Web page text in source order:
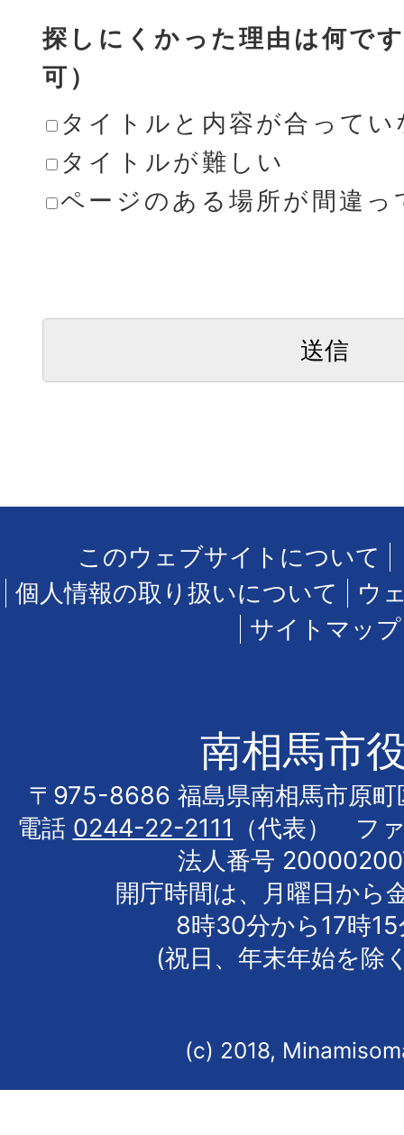
探しにくかった理由は何で
可）
タイトルと内容が合ってい
タイトルが難しい
ページのある場所が間違っ
このウェブサイトについて
個人情報の取り扱いについて
ウ
サイトマップ
南相馬市
〒975-8686 福島県南相馬市原町
電話 0244-22-2111
（代表） フ
法人番号
開庁時間は、月曜日から
8時30分から17時
(祝日、年末年始を除
(c) 2018,